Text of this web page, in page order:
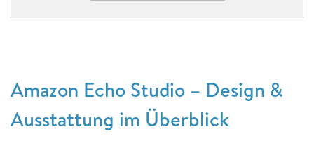
Amazon Echo Studio – Design &
Ausstattung im Überblick